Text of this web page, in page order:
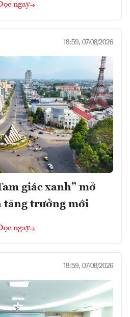
ngay
18:59, 07/08/2026
giác xanh” mở
tăng trưởng mới
ngay
18:59, 07/08/2026